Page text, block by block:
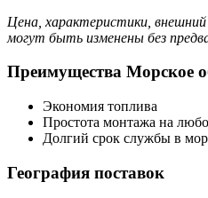
Цена, характеристики,
могут быть изменены без
Преимущества Морское
Экономия топлива
Простота монтажа на
Долгий срок службы в
География поставок